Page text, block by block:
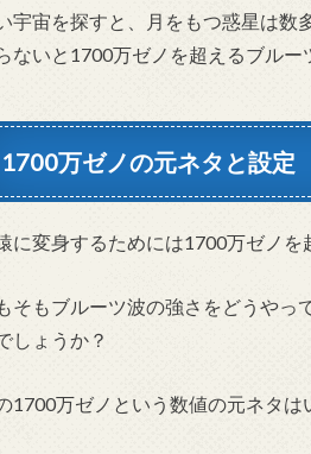
宇宙を探すと、月をもつ惑星は数
ないと1700万ゼノを超えるブルー
1700万ゼノの元ネタと設定
に変身するためには1700万ゼノを
そもブルーツ波の強さをどうやっ
しょうか？
1700万ゼノという数値の元ネタは